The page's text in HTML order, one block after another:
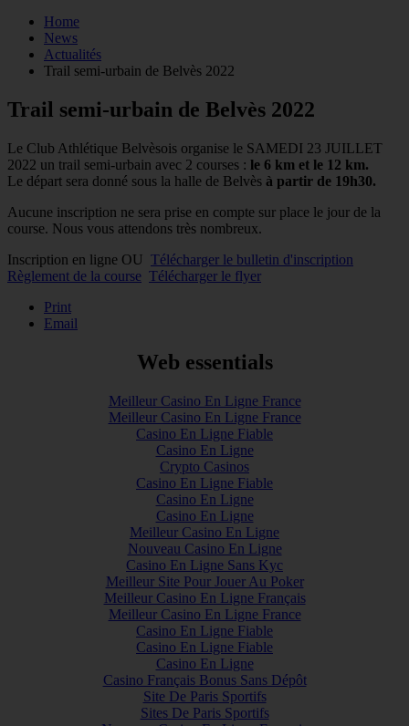
Home
News
Actualités
Trail semi-urbain de Belvès 2022
Trail semi-urbain de Belvès 2022
Le Club Athlétique Belvèsois organise le SAMEDI 23 JUILLET
2022 un trail semi-urbain avec 2 courses : le 6 km et le 12 km.
Le départ sera donné sous la halle de Belvès à partir de 19h30.
Aucune inscription ne sera prise en compte sur place le jour de la
course. Nous vous attendons très nombreux.
Inscription en ligne OU Télécharger le bulletin d'inscription
Règlement de la course Télécharger le flyer
Print
Email
Web essentials
Meilleur Casino En Ligne France
Meilleur Casino En Ligne France
Casino En Ligne Fiable
Casino En Ligne
Crypto Casinos
Casino En Ligne Fiable
Casino En Ligne
Casino En Ligne
Meilleur Casino En Ligne
Nouveau Casino En Ligne
Casino En Ligne Sans Kyc
Meilleur Site Pour Jouer Au Poker
Meilleur Casino En Ligne Français
Meilleur Casino En Ligne France
Casino En Ligne Fiable
Casino En Ligne Fiable
Casino En Ligne
Casino Français Bonus Sans Dépôt
Site De Paris Sportifs
Sites De Paris Sportifs